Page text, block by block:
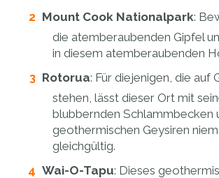
Mount Cook Nationalpark:
die atemberaubenden Gipfel
in diesem atemberaubenden
Rotorua: Für diejenigen, die auf
stehen, lässt dieser Ort mit
blubbernden Schlammbecken
geothermischen Geysiren
gleichgültig.
Wai-O-Tapu: Dieses